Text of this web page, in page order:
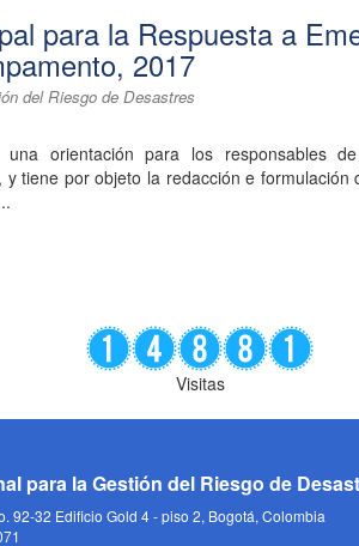
para la Respuesta a
2017
del Riesgo de Desastres
una orientación para los responsables
y tiene por objeto la redacción e formulación
Visitas
para la Gestión del Riesgo de
92-32 Edificio Gold 4 - piso 2, Bogotá, Colombia